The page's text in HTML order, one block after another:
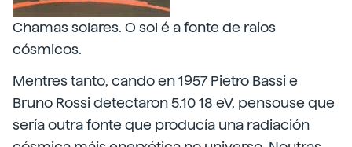
Chamas solares. O sol é a fonte de raios
cósmicos.
Mentres tanto, cando en 1957 Pietro Bassi e
Bruno Rossi detectaron 5.10 18 eV, pensouse que
sería outra fonte que producía una radiación